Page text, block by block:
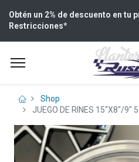
Obtén un 2% de descuento en tu
Restricciones*
Shop
JUEGO DE RINES 15"X8"/9"